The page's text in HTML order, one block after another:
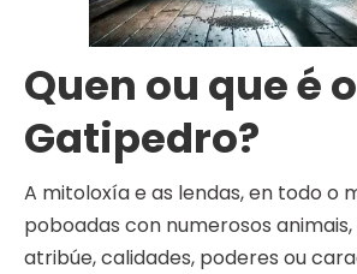
Quen ou que é o
Gatipedro?
A mitoloxía e as lendas, en todo o
poboadas con numerosos animais,
atribúe, calidades, poderes ou